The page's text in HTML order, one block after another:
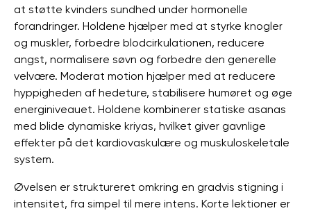
at støtte kvinders sundhed under hormonelle
forandringer. Holdene hjælper med at styrke knogler
og muskler, forbedre blodcirkulationen, reducere
angst, normalisere søvn og forbedre den generelle
velvære. Moderat motion hjælper med at reducere
hyppigheden af ​​hedeture, stabilisere humøret og øge
energiniveauet. Holdene kombinerer statiske asanas
med blide dynamiske kriyas, hvilket giver gavnlige
effekter på det kardiovaskulære og muskuloskeletale
system.
Øvelsen er struktureret omkring en gradvis stigning i
intensitet, fra simpel til mere intens. Korte lektioner er